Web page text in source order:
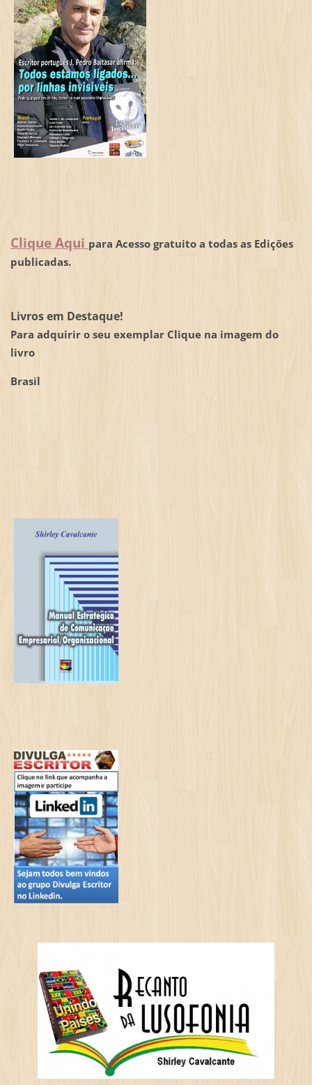
Clique Aqui para Acesso gratuito a todas as Edições
publicadas.
Livros em Destaque!
Para adquirir o seu exemplar Clique na imagem do
livro
Brasil